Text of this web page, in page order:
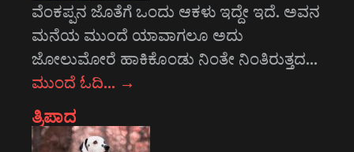
ವೆಂಕಪ್ಪನ ಜೊತೆಗೆ ಒಂದು ಆಕಳು ಇದ್ದೇ ಇದೆ. ಅವನ
ಮನೆಯ ಮುಂದೆ ಯಾವಾಗಲೂ ಅದು
ಜೋಲುಮೋರೆ ಹಾಕಿಕೊಂಡು ನಿಂತೇ ನಿಂತಿರುತ್ತದ…
ಮುಂದೆ ಓದಿ… →
ತ್ರಿಪಾದ